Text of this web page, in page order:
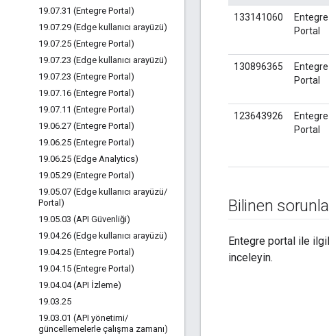
19.07.31 (Entegre Portal)
19.07.29 (Edge kullanıcı arayüzü)
19.07.25 (Entegre Portal)
19.07.23 (Edge kullanıcı arayüzü)
19.07.23 (Entegre Portal)
19.07.16 (Entegre Portal)
19.07.11 (Entegre Portal)
19.06.27 (Entegre Portal)
19.06.25 (Entegre Portal)
19.06.25 (Edge Analytics)
19.05.29 (Entegre Portal)
19.05.07 (Edge kullanıcı arayüzü/
Portal)
19.05.03 (API Güvenliği)
19.04.26 (Edge kullanıcı arayüzü)
19.04.25 (Entegre Portal)
19.04.15 (Entegre Portal)
19.04.04 (API İzleme)
19.03.25
19.03.01 (API yönetimi/
güncellemelerle çalışma zamanı)
133141060
Entegre
Portal
130896365
Entegre
Portal
123643926
Entegre
Portal
Bilinen
Entegre portal ile
inceleyin.